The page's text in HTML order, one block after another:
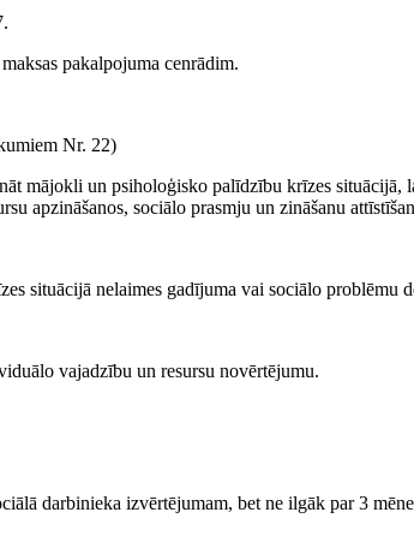
pakalpojuma cenrādim.
Nr. 22)
mājokli un psiholoģisko palīdzību krīzes situācijā,
apzināšanos, sociālo prasmju un zināšanu
situācijā nelaimes gadījuma vai sociālo problēmu
vajadzību un resursu novērtējumu.
darbinieka izvērtējumam, bet ne ilgāk par 3